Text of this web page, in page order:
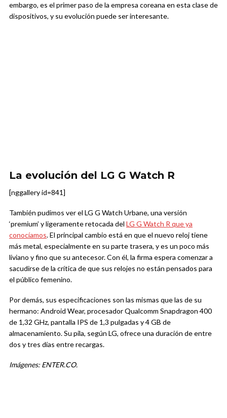
embargo, es el primer paso de la empresa coreana en esta clase de
dispositivos, y su evolución puede ser interesante.
La evolución del LG G Watch R
[nggallery id=841]
También pudimos ver el LG G Watch Urbane, una versión
‘premium’ y ligeramente retocada del LG G Watch R que ya
conocíamos. El principal cambio está en que el nuevo reloj tiene
más metal, especialmente en su parte trasera, y es un poco más
liviano y fino que su antecesor. Con él, la firma espera comenzar a
sacudirse de la crítica de que sus relojes no están pensados para
el público femenino.
Por demás, sus especificaciones son las mismas que las de su
hermano: Android Wear, procesador Qualcomm Snapdragon 400
de 1,32 GHz, pantalla IPS de 1,3 pulgadas y 4 GB de
almacenamiento. Su pila, según LG, ofrece una duración de entre
dos y tres días entre recargas.
Imágenes: ENTER.CO.